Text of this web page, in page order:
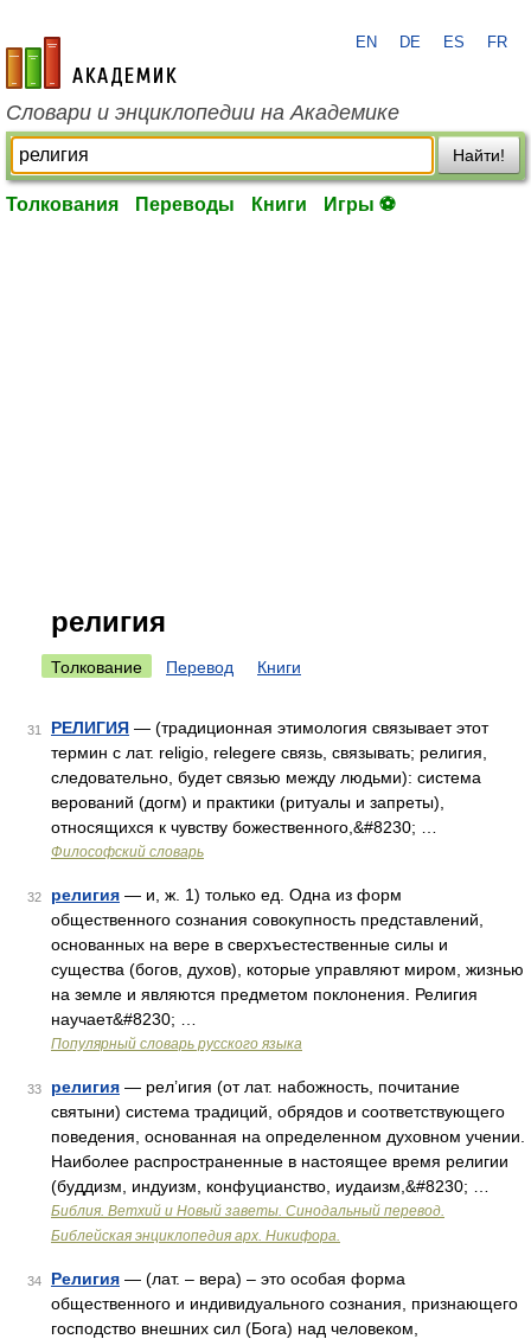
academic.ru
EN DE ES FR
Словари и энциклопедии на Академике
Найти!
Толкования Переводы Книги Игры ⚽
религия
Толкование Перевод Книги
31 РЕЛИГИЯ — (традиционная этимология связывает этот
термин с лат. religio, relegere связь, связывать; религия,
следовательно, будет связью между людьми): система
верований (догм) и практики (ритуалы и запреты),
относящихся к чувству божественного,&#8230; …
Философский словарь
32 религия — и, ж. 1) только ед. Одна из форм
общественного сознания совокупность представлений,
основанных на вере в сверхъестественные силы и
существа (богов, духов), которые управляют миром, жизнью
на земле и являются предметом поклонения. Религия
научает&#8230; …
Популярный словарь русского языка
33 религия — рел’игия (от лат. набожность, почитание
святыни) система традиций, обрядов и соответствующего
поведения, основанная на определенном духовном учении.
Наиболее распространенные в настоящее время религии
(буддизм, индуизм, конфуцианство, иудаизм,&#8230; …
Библия. Ветхий и Новый заветы. Синодальный перевод.
Библейская энциклопедия арх. Никифора.
34 Религия — (лат. – вера) – это особая форма
общественного и индивидуального сознания, признающего
господство внешних сил (Бога) над человеком,